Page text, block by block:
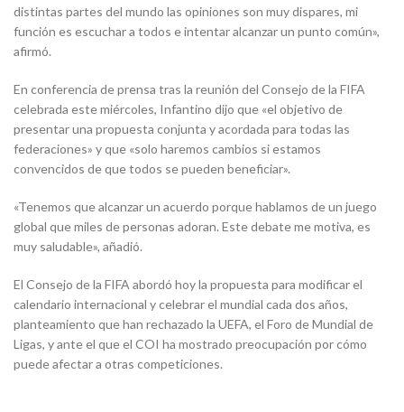
distintas partes del mundo las opiniones son muy dispares, mi
función es escuchar a todos e intentar alcanzar un punto común»,
afirmó.
En conferencia de prensa tras la reunión del Consejo de la FIFA
celebrada este miércoles, Infantino dijo que «el objetivo de
presentar una propuesta conjunta y acordada para todas las
federaciones» y que «solo haremos cambios si estamos
convencidos de que todos se pueden beneficiar».
«Tenemos que alcanzar un acuerdo porque hablamos de un juego
global que miles de personas adoran. Este debate me motiva, es
muy saludable», añadió.
El Consejo de la FIFA abordó hoy la propuesta para modificar el
calendario internacional y celebrar el mundial cada dos años,
planteamiento que han rechazado la UEFA, el Foro de Mundial de
Ligas, y ante el que el COI ha mostrado preocupación por cómo
puede afectar a otras competiciones.